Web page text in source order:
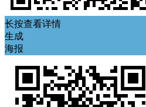
长按查看详情
生成
海报